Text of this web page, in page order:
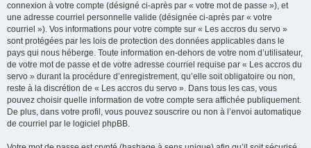
connexion à votre compte (désigné ci-après par « votre mot de passe »), et
une adresse courriel personnelle valide (désignée ci-après par « votre
courriel »). Vos informations pour votre compte sur « Les accros du servo »
sont protégées par les lois de protection des données applicables dans le
pays qui nous héberge. Toute information en-dehors de votre nom d’utilisateur,
de votre mot de passe et de votre adresse courriel requise par « Les accros du
servo » durant la procédure d’enregistrement, qu’elle soit obligatoire ou non,
reste à la discrétion de « Les accros du servo ». Dans tous les cas, vous
pouvez choisir quelle information de votre compte sera affichée publiquement.
De plus, dans votre profil, vous pouvez souscrire ou non à l’envoi automatique
de courriel par le logiciel phpBB.